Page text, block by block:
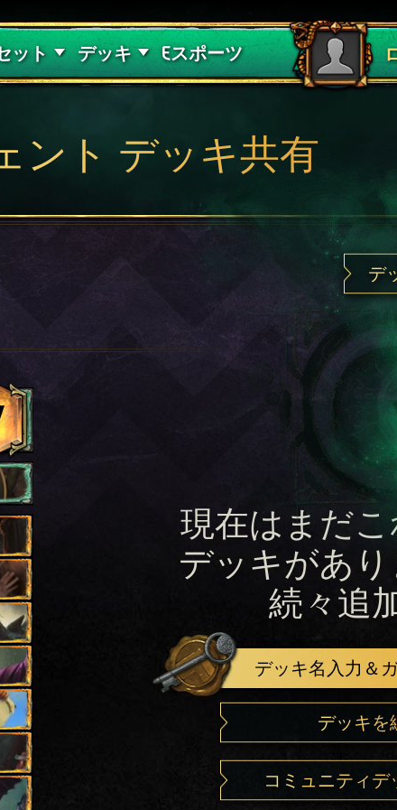
ット
呪縛
デッキ
デッキガイド
Eスポーツ
ログアウ
ント デッキ共有
デ
現在はまだ
デッキがあり
続々追
デッキ名入力＆
デッキを
コミュニティデ